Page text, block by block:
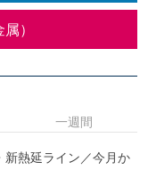
）
新熱延ライン／今月か
一週間